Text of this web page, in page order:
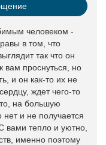
человеком -
в том, что
так что он
вам проснуться, но
и он как-то их не
ждет чего-то
на большую
нет и не получается
вами тепло и уютно,
именно поэтому